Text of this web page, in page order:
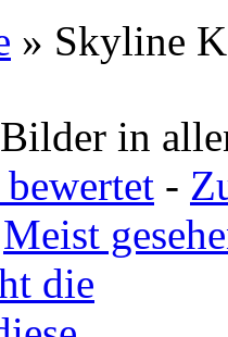
» Skyline
in
-
Meist